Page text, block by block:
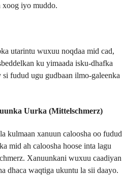
xoog iyo muddo.
utarintu wuxuu noqdaa mid cad,
ku yimaada isku-dhafka
fudud ugu gudbaan ilmo-galeenka
Uurka (Mittelschmerz)
kulmaan xanuun caloosha oo fudud
mid ah caloosha hoose inta lagu
Xanuunkani wuxuu caadiyan
dhaca waqtiga ukuntu la sii daayo.